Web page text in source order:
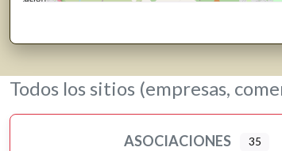
Todos los sitios (empresas,
ASOCIACIONES 35